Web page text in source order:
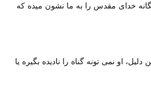
خدای مقدس را به ما نشون میده که
او نمی تونه گناه را نادیده بگیره یا